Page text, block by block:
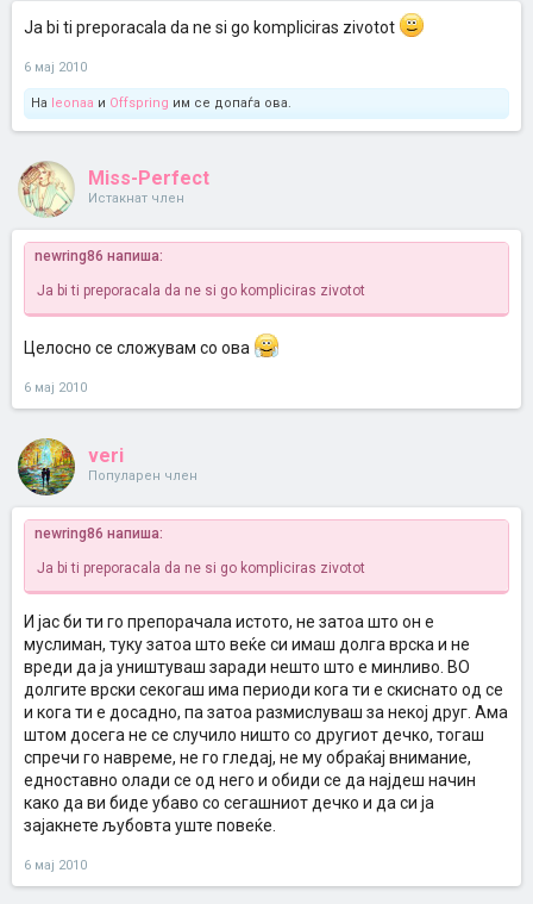
Ja bi ti preporacala da ne si go kompliciras zivotot
6 мај 2010
На leonaa и Offspring им се допаѓа ова.
Miss-Perfect
Истакнат член
newring86 напиша:
Ja bi ti preporacala da ne si go kompliciras zivotot
Целосно се сложувам со ова
6 мај 2010
veri
Популарен член
newring86 напиша:
Ja bi ti preporacala da ne si go kompliciras zivotot
И јас би ти го препорачала истото, не затоа што он е
муслиман, туку затоа што веќе си имаш долга врска и не
вреди да ја уништуваш заради нешто што е минливо. ВО
долгите врски секогаш има периоди кога ти е скиснато од се
и кога ти е досадно, па затоа размислуваш за некој друг. Ама
штом досега не се случило ништо со другиот дечко, тогаш
спречи го навреме, не го гледај, не му обраќај внимание,
едноставно олади се од него и обиди се да најдеш начин
како да ви биде убаво со сегашниот дечко и да си ја
зајакнете љубовта уште повеќе.
6 мај 2010